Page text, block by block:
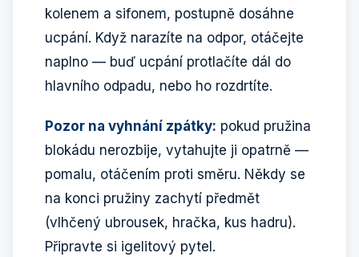
kolenem a sifonem, postupně dosáhne
ucpání. Když narazíte na odpor, otáčejte
naplno — buď ucpání protlačíte dál do
hlavního odpadu, nebo ho rozdrtíte.
Pozor na vyhnání zpátky: pokud pružina
blokádu nerozbije, vytahujte ji opatrně —
pomalu, otáčením proti směru. Někdy se
na konci pružiny zachytí předmět
(vlhčený ubrousek, hračka, kus hadru).
Připravte si igelitový pytel.